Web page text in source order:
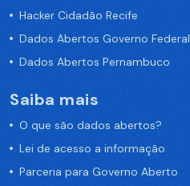
Hacker Cidadão Recife
Dados Abertos Governo Federal
Dados Abertos Pernambuco
Saiba mais
O que são dados abertos?
Lei de acesso a informação
Parceria para Governo Aberto